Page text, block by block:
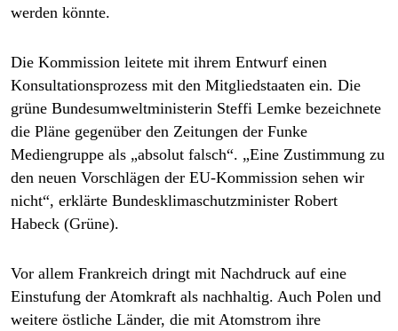
werden könnte.
Die Kommission leitete mit ihrem Entwurf einen
Konsultationsprozess mit den Mitgliedstaaten ein. Die
grüne Bundesumweltministerin Steffi Lemke bezeichnete
die Pläne gegenüber den Zeitungen der Funke
Mediengruppe als „absolut falsch“. „Eine Zustimmung zu
den neuen Vorschlägen der EU-Kommission sehen wir
nicht“, erklärte Bundesklimaschutzminister Robert
Habeck (Grüne).
Vor allem Frankreich dringt mit Nachdruck auf eine
Einstufung der Atomkraft als nachhaltig. Auch Polen und
weitere östliche Länder, die mit Atomstrom ihre